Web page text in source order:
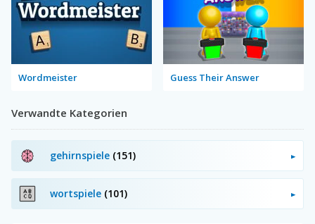
Wordmeister Guess Their Answer
Verwandte Kategorien
gehirnspiele (151)
wortspiele (101)